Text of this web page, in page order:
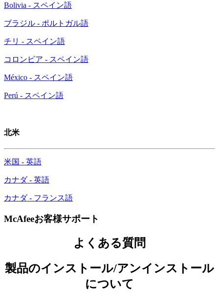
Bolivia - スペイン語
ブラジル - ポルトガル語
チリ - スペイン語
コロンビア - スペイン語
México - スペイン語
Perú - スペイン語
北米
米国 - 英語
カナダ - 英語
カナダ - フランス語
McAfeeお客様サポート
よくある質問
製品のインストール/アンインストール
について